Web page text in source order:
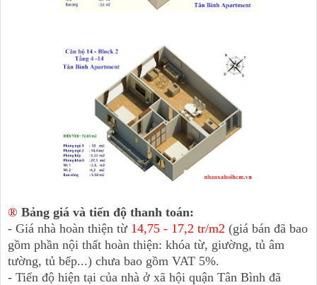
® Bảng giá và tiến độ thanh toán:
- Giá nhà hoàn thiện từ 14,75 - 17,2 tr/m2 (giá bán đã bao
gồm phần nội thất hoàn thiện: khóa từ, giường, tủ âm
tường, tủ bếp...) chưa bao gồm VAT 5%.
- Tiến độ hiện tại của nhà ở xã hội quận Tân Bình đã